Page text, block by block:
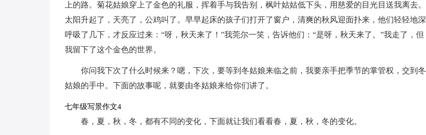
上的路。菊花姑娘穿上了金色的礼服，挥着手与我告别，枫叶姑姑低下头，用慈爱的目光目送我离去。
太阳升起了，天亮了，公鸡叫了。早早起床的孩子们打开了窗户，清爽的秋风迎面扑来，他们轻轻地深
呼吸了几下，才反应过来：“呀，秋天来了！”我莞尔一笑，告诉他们：“是呀，秋天来了。”我走了，但
我留下了这个金色的世界。
你问我下次了什么时候来？嗯，下次，要等到冬姑娘来临之前，我要亲手把季节的掌管权，交到冬
姑娘的手中。下面的故事呢，就要由冬姑娘来给你们讲了。
七年级写景作文4
春，夏，秋，冬，都有不同的变化，下面就让我们看看春，夏，秋，冬的变化。